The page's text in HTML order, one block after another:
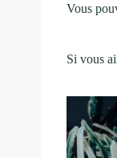
Vous
Si vous